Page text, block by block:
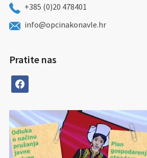
+385 (0)20 478401
info@opcinakonavle.hr
Pratite nas
facebook